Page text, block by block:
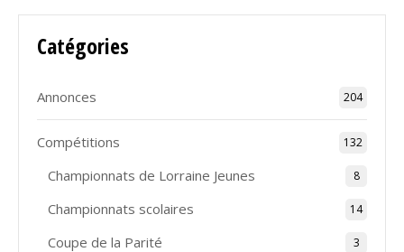
Catégories
Annonces 204
Compétitions 132
Championnats de Lorraine Jeunes 8
Championnats scolaires 14
Coupe de la Parité 3